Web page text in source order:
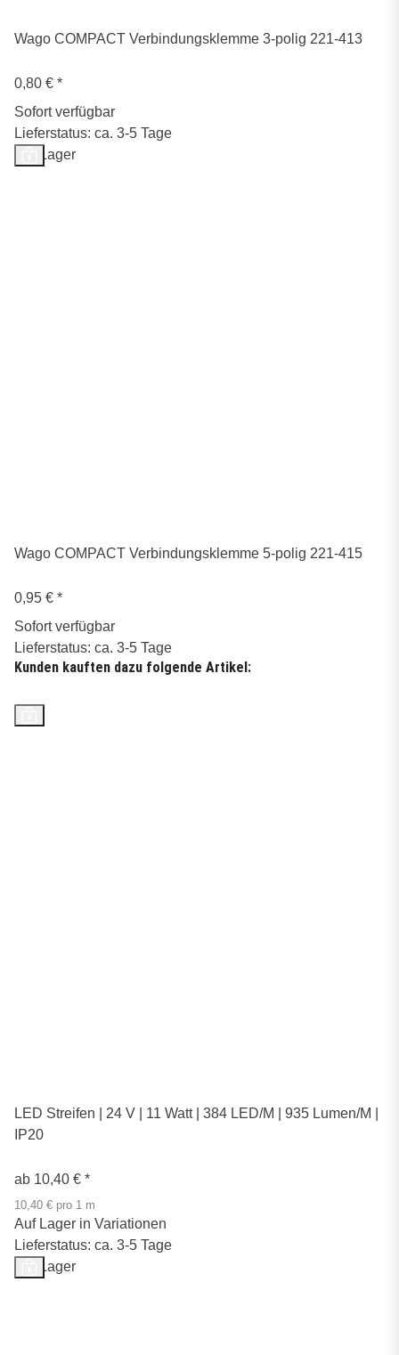
Wago COMPACT Verbindungsklemme 3-polig 221-413
0,80 € *
Sofort verfügbar
Lieferstatus: ca. 3-5 Tage
Auf Lager
Wago COMPACT Verbindungsklemme 5-polig 221-415
0,95 € *
Sofort verfügbar
Lieferstatus: ca. 3-5 Tage
Kunden kauften dazu folgende Artikel:
LED Streifen | 24 V | 11 Watt | 384 LED/M | 935 Lumen/M |
IP20
ab 10,40 € *
10,40 € pro 1 m
Auf Lager in Variationen
Lieferstatus: ca. 3-5 Tage
Auf Lager